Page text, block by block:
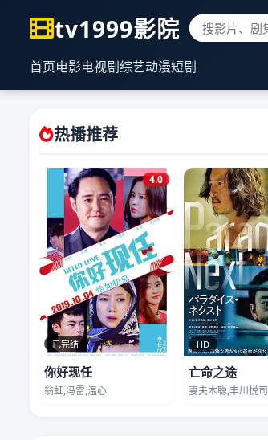
tv1999影院
首页电影电视剧综艺动漫短剧
热播推荐
已完结
4.0
你好现任
翁虹,冯雷,温心
HD
亡命之途
妻夫木聪,丰川悦司